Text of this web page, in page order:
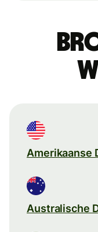
Amerikaanse
Australische